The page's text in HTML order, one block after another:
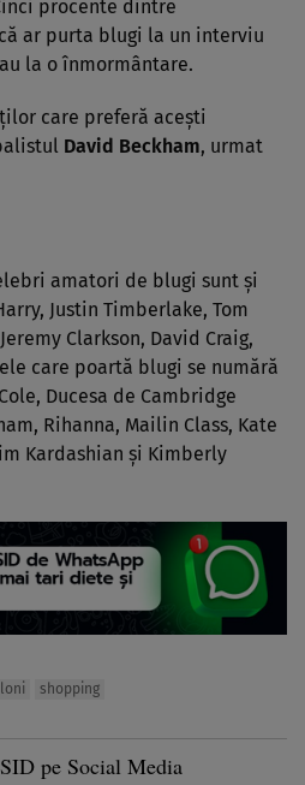
procente dintre
ar purta blugi la un interviu
la o înmormântare.
care preferă aceşti
David Beckham, urmat
amatori de blugi sunt şi
Justin Timberlake, Tom
Clarkson, David Craig,
care poartă blugi se numără
Ducesa de Cambridge
Rihanna, Mailin Class, Kate
Kardashian şi Kimberly
shopping
pe Social Media